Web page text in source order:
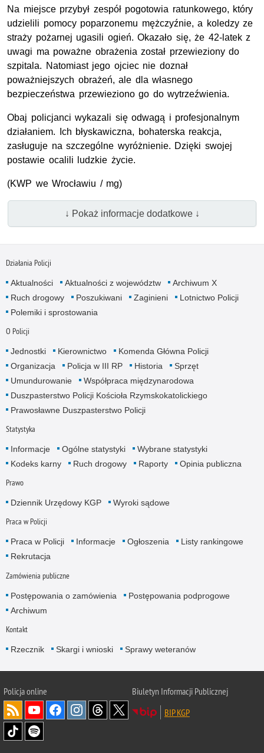
Na miejsce przybył zespół pogotowia ratunkowego, który
udzielili pomocy poparzonemu mężczyźnie, a koledzy ze
straży pożarnej ugasili ogień. Okazało się, że 42-latek z
uwagi ma poważne obrażenia został przewieziony do
szpitala. Natomiast jego ojciec nie doznał
poważniejszych obrażeń, ale dla własnego
bezpieczeństwa przewieziono go do wytrzeźwienia.
Obaj policjanci wykazali się odwagą i profesjonalnym
działaniem. Ich błyskawiczna, bohaterska reakcja,
zasługuje na szczególne wyróżnienie. Dzięki swojej
postawie ocalili ludzkie życie.
(KWP we Wrocławiu / mg)
↓ Pokaż informacje dodatkowe ↓
Działania Policji
Aktualności Aktualności z województw
Archiwum X
Ruch drogowy
Poszukiwani Zaginieni
Lotnictwo Policji
Polemiki i sprostowania
O Policji
Jednostki Kierownictwo
Komenda Główna Policji
Organizacja
Policja w III RP Historia
Sprzęt
Umundurowanie
Współpraca międzynarodowa
Duszpasterstwo Policji Kościoła Rzymskokatolickiego
Prawosławne Duszpasterstwo Policji
Statystyka
Informacje Ogólne statystyki
Wybrane statystyki
Kodeks karny
Ruch drogowy Raporty Opinia publiczna
Prawo
Dziennik Urzędowy KGP Wyroki sądowe
Praca w Policji
Praca w Policji Informacje Ogłoszenia
Listy rankingowe
Rekrutacja
Zamówienia publiczne
Postępowania o zamówienia
Postępowania podprogowe
Archiwum
Kontakt
Rzecznik Skargi i wnioski Sprawy weteranów
Policjaonline
Biuletyn Informacji Publicznej
BIP KGP